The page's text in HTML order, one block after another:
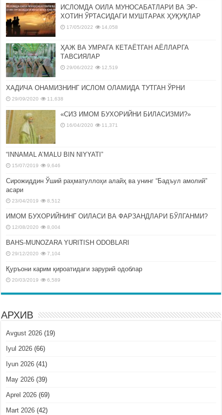
ИСЛОМДА ОИЛА МУНОСАБАТЛАРИ ВА ЭР-
ХОТИН ЎРТАСИДАГИ МУШТАРАК ҲУҚУҚЛАР
17/05/2022 14,058
ҲАЖ ВА УМРАГА КЕТАЁТГАН АЁЛЛАРГА
ТАВСИЯЛАР
29/06/2022 12,519
ХАДИЧА ОНАМИЗНИНГ ИСЛОМ ОЛАМИДА ТУТГАН ЎРНИ
29/09/2020 11,638
«СИЗ ИМОМ БУХОРИЙНИ БИЛАСИЗМИ?»
16/04/2020 11,371
“INNAMAL A’MALU BIN NIYYATI”
15/07/2019 9,646
Сирожиддин Ўший раҳматуллоҳи алайҳ ва унинг “Бадъул амолий”
асари
23/04/2019 8,512
ИМОМ БУХОРИЙНИНГ ОИЛАСИ ВА ФАРЗАНДЛАРИ БЎЛГАНМИ?
12/08/2020 8,004
BAHS-MUNOZARA YURITISH ODOBLARI
29/12/2020 7,104
Қуръони карим қироатидаги зарурий одоблар
20/03/2019 6,589
АРХИВ
Avgust 2026 (19)
Iyul 2026 (66)
Iyun 2026 (41)
May 2026 (39)
Aprel 2026 (69)
Mart 2026 (42)